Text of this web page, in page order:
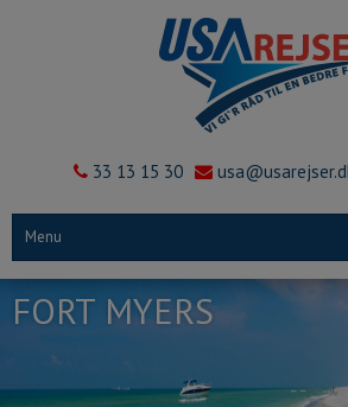
33 13 15 30
Menu
FORT MYERS